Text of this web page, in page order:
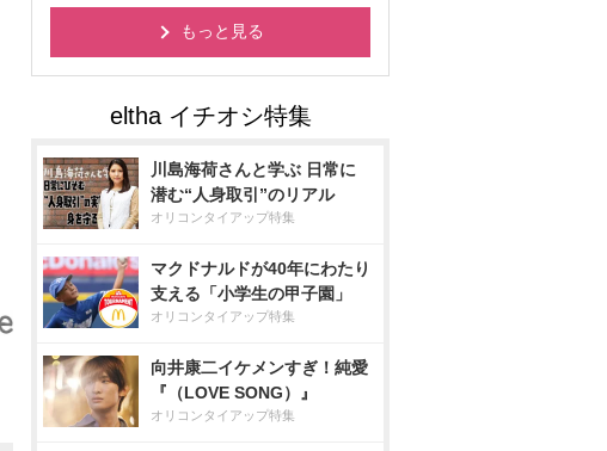
もっと見る
川島海荷さんと学ぶ 日常に
潜む“人身取引”のリアル
オリコンタイアップ特集
マクドナルドが40年にわたり
支える「小学生の甲子園」
オリコンタイアップ特集
向井康二イケメンすぎ！純愛
『（LOVE SONG）』
オリコンタイアップ特集